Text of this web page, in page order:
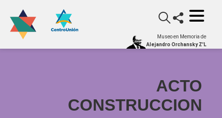
Museo en Memoria de
Alejandro Orchansky Z'L
ACTO
CONSTRUCCION